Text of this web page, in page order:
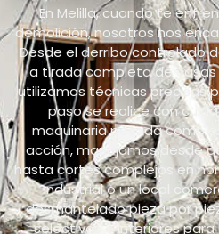
En Melilla, cuando te
demolición, nosotros nos
Desde el derribo controlado
la tirada completa de casas
utilizamos técnicas precisas
paso se realice con
maquinaria pesada como
acción, manejamos desde
hasta cortes complejos en
industrial o un local
desmantelado pieza por
selectivos e interiores